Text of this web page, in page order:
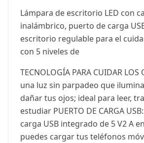
Lámpara de escritorio LED con
inalámbrico, puerto de carga
escritorio regulable para el
con 5 niveles de
TECNOLOGÍA PARA CUIDAR LOS
una luz sin parpadeo que
dañar tus ojos; ideal para leer,
estudiar PUERTO DE CARGA
carga USB integrado de 5 V2 A
puedes cargar tus teléfonos